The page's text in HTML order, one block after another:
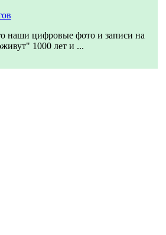
наши цифровые фото и записи на
1000 лет и ...